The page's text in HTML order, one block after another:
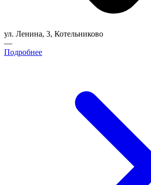
ул. Ленина, 3, Котельниково
—
Подробнее